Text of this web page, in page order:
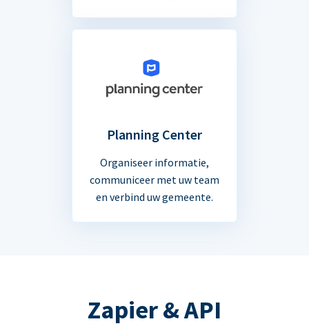
Planning Center
Organiseer informatie,
communiceer met uw team
en verbind uw gemeente.
Zapier & API